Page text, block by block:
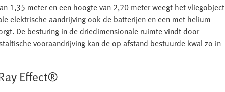
1,35 meter en een hoogte van 2,20 meter weegt het vliegobject
elektrische aandrijving ook de batterijen en een met helium
De besturing in de driedimensionale ruimte vindt door
vooraandrijving kan de op afstand bestuurde kwal zo in
Effect®